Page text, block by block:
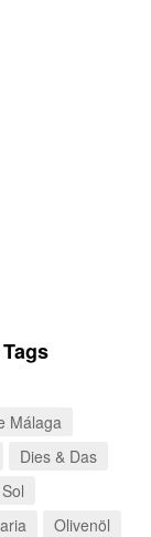
Málaga
Dies & Das
Olivenöl